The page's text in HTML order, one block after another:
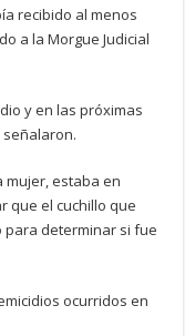
recibido al menos
a la Morgue Judicial
y en las próximas
mujer, estaba en
que el cuchillo que
determinar si fue
ocurridos en